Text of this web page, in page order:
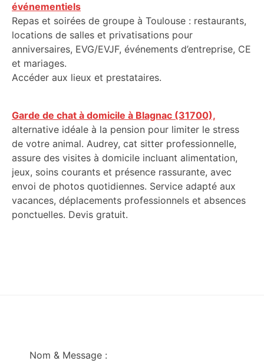
événementiels
Repas et soirées de groupe à Toulouse : restaurants,
locations de salles et privatisations pour
anniversaires, EVG/EVJF, événements d’entreprise, CE
et mariages.
Accéder aux lieux et prestataires.
Garde de chat à domicile à Blagnac (31700),
alternative idéale à la pension pour limiter le stress
de votre animal. Audrey, cat sitter professionnelle,
assure des visites à domicile incluant alimentation,
jeux, soins courants et présence rassurante, avec
envoi de photos quotidiennes. Service adapté aux
vacances, déplacements professionnels et absences
ponctuelles. Devis gratuit.
Nom & Message :